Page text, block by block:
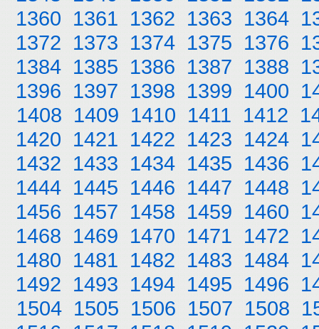
1360 1361 1362 1363 1364
1372 1373 1374 1375 1376
1384 1385 1386 1387 1388
1396 1397 1398 1399 1400
1408 1409 1410 1411 1412
1420 1421 1422 1423 1424
1432 1433 1434 1435 1436
1444 1445 1446 1447 1448
1456 1457 1458 1459 1460
1468 1469 1470 1471 1472
1480 1481 1482 1483 1484
1492 1493 1494 1495 1496
1504 1505 1506 1507 1508